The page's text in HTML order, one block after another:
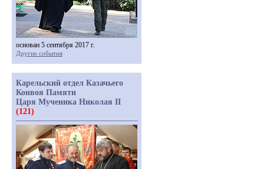
основан 5 сентября 2017 г.
Другие события
Карельский отдел Казачьего
Конвоя Памяти
Царя Мученика Николая II
(121)